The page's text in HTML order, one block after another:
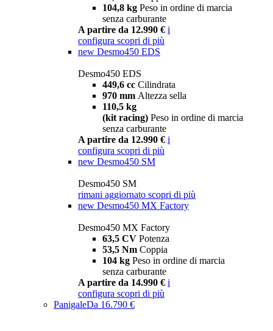
104,8 kg Peso in ordine di marcia
senza carburante
A partire da 12.990 € i
configura scopri di più
new Desmo450 EDS
Desmo450 EDS
449,6 cc Cilindrata
970 mm Altezza sella
110,5 kg
(kit racing) Peso in ordine di marcia
senza carburante
A partire da 12.990 € i
configura scopri di più
new Desmo450 SM
Desmo450 SM
rimani aggiornato scopri di più
new Desmo450 MX Factory
Desmo450 MX Factory
63,5 CV Potenza
53,5 Nm Coppia
104 kg Peso in ordine di marcia
senza carburante
A partire da 14.990 € i
configura scopri di più
PanigaleDa 16.790 €